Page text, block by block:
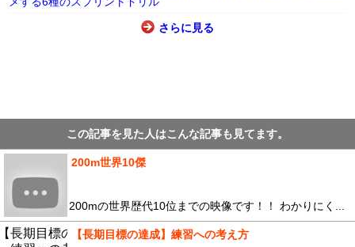
さらに見る
この記事を見た人はこんな記事も見てます。
200m世界10傑
200mの世界歴代10位までの映像です！！ わかりにく...
【長期目標の達成】練習への考え方